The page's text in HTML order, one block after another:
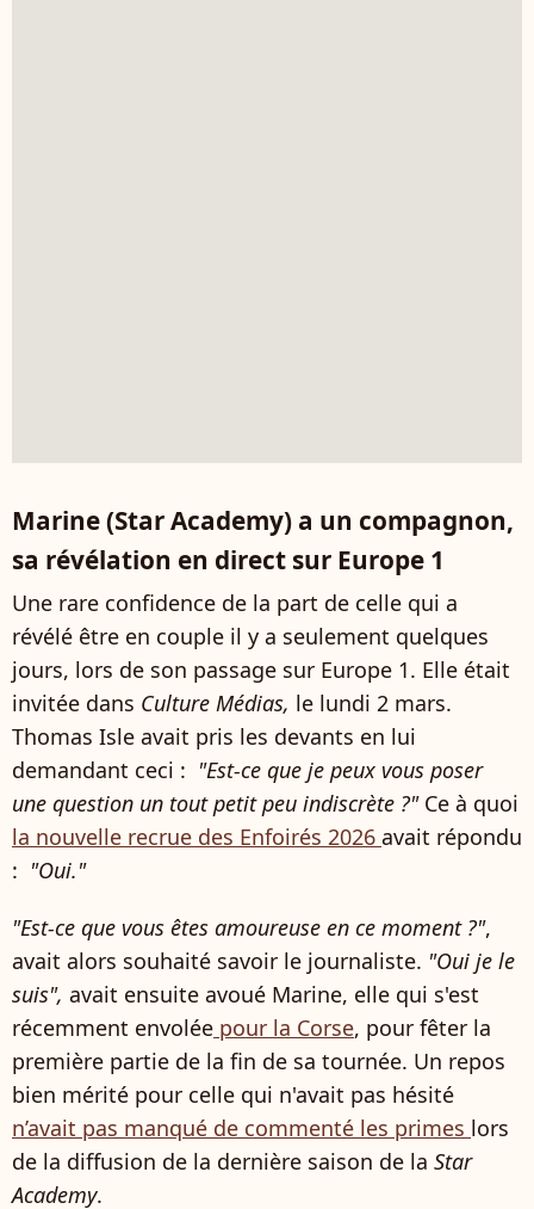
Marine (Star Academy) a un compagnon,
sa révélation en direct sur Europe 1
Une rare confidence de la part de celle qui a
révélé être en couple il y a seulement quelques
jours, lors de son passage sur Europe 1. Elle était
invitée dans Culture Médias, le lundi 2 mars.
Thomas Isle avait pris les devants en lui
demandant ceci : "Est-ce que je peux vous poser
une question un tout petit peu indiscrète ?" Ce à quoi
la nouvelle recrue des Enfoirés 2026 avait répondu
: "Oui."
"Est-ce que vous êtes amoureuse en ce moment ?",
avait alors souhaité savoir le journaliste. "Oui je le
suis", avait ensuite avoué Marine, elle qui s'est
récemment envolée pour la Corse, pour fêter la
première partie de la fin de sa tournée. Un repos
bien mérité pour celle qui n'avait pas hésité
n’avait pas manqué de commenté les primes lors
de la diffusion de la dernière saison de la Star
Academy.